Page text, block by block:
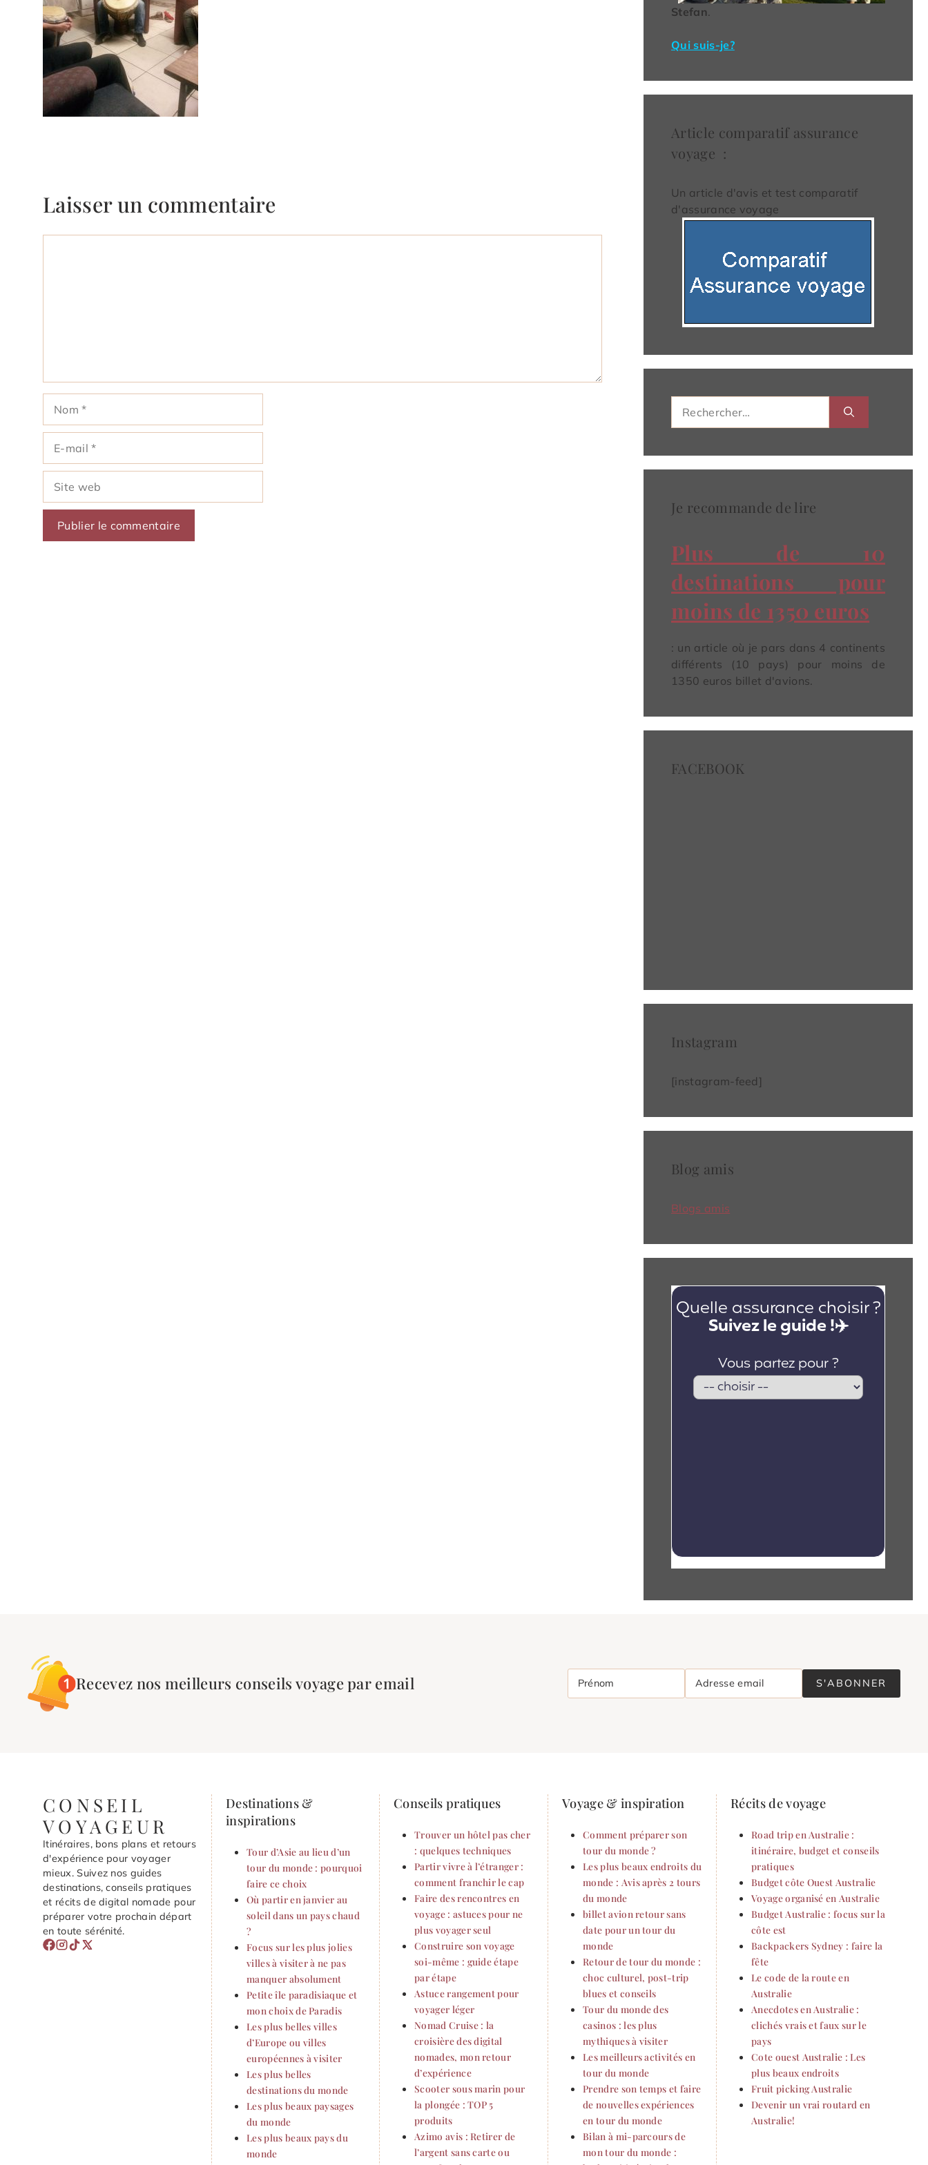
Laisser un commentaire
mail
web
Stefan.
Qui suis-je?
Article comparatif assurance
voyage :
Un article d'avis et test comparatif
d'assurance voyage
Je recommande de lire
Plus de 10
destinations pour
moins de 1350 euros
: un article où je pars dans 4 continents
différents (10 pays) pour moins de
1350 euros billet d'avions.
FACEBOOK
Instagram
[instagram-feed]
Blog amis
Blogs amis
Recevez nos meilleurs conseils voyage par email Prénom Adresse email S'ABONNER
CONSEIL
VOYAGEUR
Itinéraires, bons plans et retours
d'expérience pour voyager
mieux. Suivez nos guides
destinations, conseils pratiques
et récits de digital nomade pour
préparer votre prochain départ
en toute sérénité.
Destinations &
inspirations
Tour d’Asie au lieu d’un
tour du monde : pourquoi
faire ce choix
Où partir en janvier au
soleil dans un pays chaud
?
Focus sur les plus jolies
villes à visiter à ne pas
manquer absolument
Petite île paradisiaque et
mon choix de Paradis
Les plus belles villes
d’Europe ou villes
européennes à visiter
Les plus belles
destinations du monde
Les plus beaux paysages
du monde
Les plus beaux pays du
monde
Conseils pratiques
Trouver un hôtel pas cher
: quelques techniques
Partir vivre à l’étranger :
comment franchir le cap
Faire des rencontres en
voyage : astuces pour ne
plus voyager seul
Construire son voyage
soi-même : guide étape
par étape
Astuce rangement pour
voyager léger
Nomad Cruise : la
croisière des digital
nomades, mon retour
d’expérience
Scooter sous marin pour
la plongée : TOP 5
produits
Azimo avis : Retirer de
l’argent sans carte ou
Voyage & inspiration
Comment préparer son
tour du monde ?
Les plus beaux endroits du
monde : Avis après 2 tours
du monde
billet avion retour sans
date pour un tour du
monde
Retour de tour du monde :
choc culturel, post-trip
blues et conseils
Tour du monde des
casinos : les plus
mythiques à visiter
Les meilleurs activités en
tour du monde
Prendre son temps et faire
de nouvelles expériences
en tour du monde
Bilan à mi-parcours de
mon tour du monde :
Récits de voyage
Road trip en Australie :
itinéraire, budget et conseils
pratiques
Budget côte Ouest Australie
Voyage organisé en Australie
Budget Australie : focus sur la
côte est
Backpackers Sydney : faire la
fête
Le code de la route en
Australie
Anecdotes en Australie :
clichés vrais et faux sur le
pays
Cote ouest Australie : Les
plus beaux endroits
Fruit picking Australie
Devenir un vrai routard en
Australie!